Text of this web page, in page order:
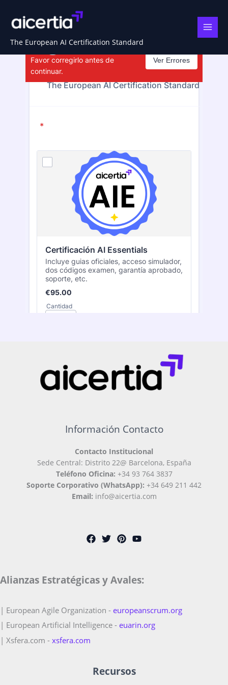
contenido
The European AI Certification Standard
Plataforma de Pago Certificación IA
Información Contacto
Contacto Institucional
Sede Central: Distrito 22@ Barcelona, España
Teléfono Oficina: +34 93 764 3837
Soporte Corporativo (WhatsApp): +34 649 211 442
Email: info@aicertia.com
Alianzas Estratégicas y Avales:
| European Agile Organization - europeanscrum.org
| European Artificial Intelligence - euarin.org
| Xsfera.com - xsfera.com
Recursos